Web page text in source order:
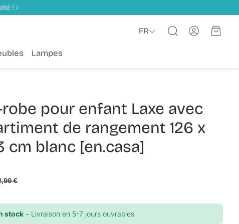
!
FR
Rechercher
ComptePanier
Lampes
pour enfant Laxe avec
de rangement 126 x
cm blanc [en.casa]
€
stock – Livraison en 5-7 jours ouvrables